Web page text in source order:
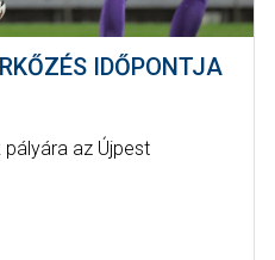
IDŐPONTJA
az Újpest